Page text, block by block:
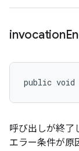
invocation
public void
呼び出しが終了
エラー条件が原